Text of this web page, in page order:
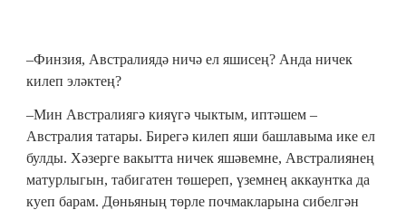
–Финзия, Австралиядә ничә ел яшисең? Анда ничек
килеп эләктең?
–Мин Австралиягә кияүгә чыктым, иптәшем –
Австралия татары. Бирегә килеп яши башлавыма ике ел
булды. Хәзерге вакытта ничек яшәвемне, Австралиянең
матурлыгын, табигатен төшереп, үземнең аккаунтка да
куеп барам. Дөньяның төрле почмакларына сибелгән